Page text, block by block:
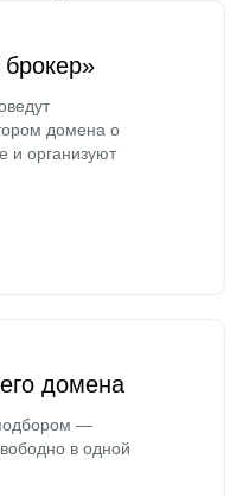
домена о
и организуют
домена
—
в одной